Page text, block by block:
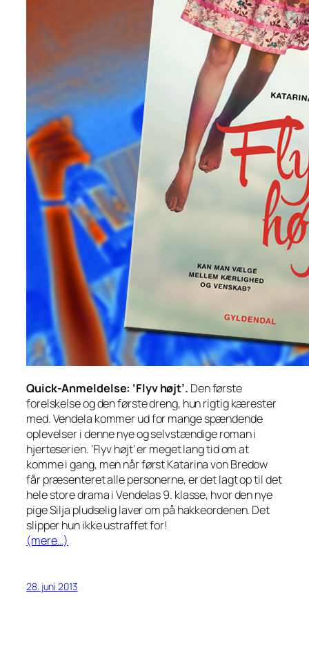
Quick-Anmeldelse: ‘Flyv højt’. Den første
forelskelse og den første dreng, hun rigtig kærester
med. Vendela kommer ud for mange spændende
oplevelser i denne nye og selvstændige roman i
hjerteserien. ‘Flyv højt’ er meget lang tid om at
komme i gang, men når først Katarina von Bredow
får præsenteret alle personerne, er det lagt op til det
hele store drama i Vendelas 9. klasse, hvor den nye
pige Silja pludselig laver om på hakkeordenen. Det
slipper hun ikke ustraffet for!
(mere…)
28. juni 2013